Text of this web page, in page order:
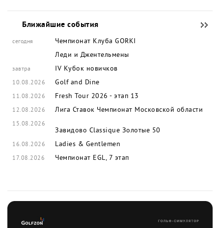
Ближайшие события
сегодня
Чемпионат Клуба GORKI
Леди и Джентельмены
завтра IV Кубок новичков
10.08.2026 Golf and Dine
11.08.2026 Fresh Tour 2026 - этап 13
12.08.2026 Лига Ставок Чемпионат Московской области
15.08.2026
Завидово Classique Золотые 50
16.08.2026 Ladies & Gentlemen
17.08.2026 Чемпионат EGL, 7 этап